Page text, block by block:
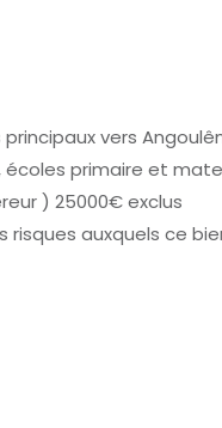
vers
primaire et
) 25000€ exclus
auxquels ce